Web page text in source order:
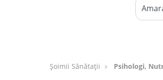
Şoimii Sănătații Psihologi,